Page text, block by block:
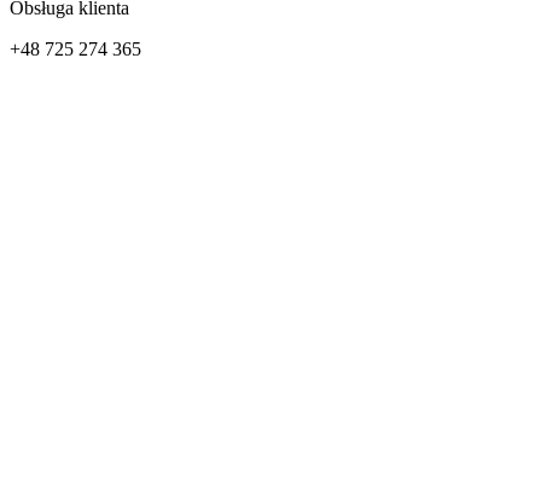
Obsługa klienta
+48 725 274 365